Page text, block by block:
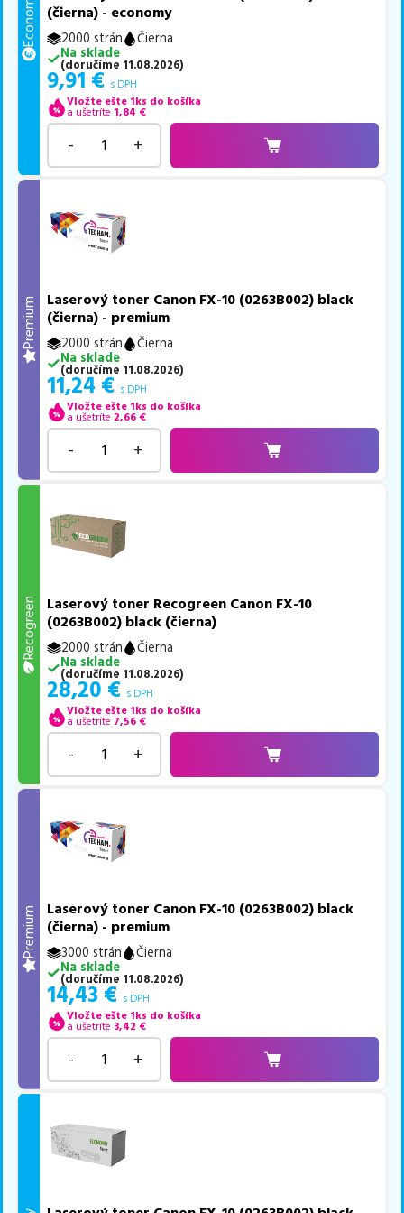
Economy
(čierna) - economy
2000 strán
Čierna
Na sklade
(doručíme 11.08.2026)
9,91 € s DPH
Vložte ešte 1ks do košíka
a ušetríte 1,84 €
- +
Premium
Laserový toner Canon FX-10 (0263B002) black
(čierna) - premium
2000 strán
Čierna
Na sklade
(doručíme 11.08.2026)
11,24 € s DPH
Vložte ešte 1ks do košíka
a ušetríte 2,66 €
- +
Recogreen Laserový toner Recogreen Canon FX-10
(0263B002) black (čierna)
2000 strán
Čierna
Na sklade
(doručíme 11.08.2026)
28,20 € s DPH
Vložte ešte 1ks do košíka
a ušetríte 7,56 €
- +
Premium
Laserový toner Canon FX-10 (0263B002) black
(čierna) - premium
3000 strán
Čierna
Na sklade
(doručíme 11.08.2026)
14,43 € s DPH
Vložte ešte 1ks do košíka
a ušetríte 3,42 €
- +